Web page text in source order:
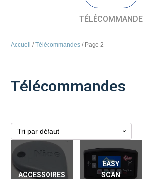
TÉLÉCOMMANDE
Accueil /Télécommandes / Page 2
Télécommandes
ACCESSOIRES
EASY
SCAN